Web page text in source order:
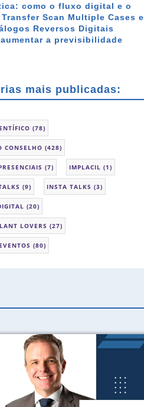
como o fluxo digital e o
Scan Multiple Cases e
Reversos Digitais
a previsibilidade
mais publicadas:
(78)
CONSELHO (428)
(7) IMPLACIL (1)
(9) INSTA TALKS (3)
(20)
LOVERS (27)
(80)